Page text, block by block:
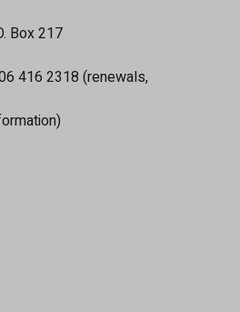
Box 217
416 2318 (renewals,